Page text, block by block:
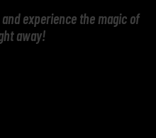
experience the magic of
away!